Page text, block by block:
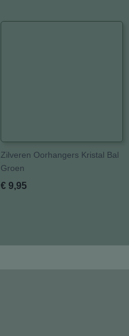
Zilveren Oorhangers Kristal Bal
Groen
€ 9,95